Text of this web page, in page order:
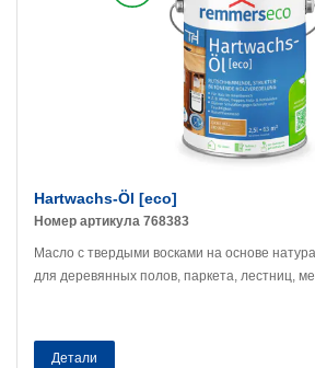
Hartwachs-Öl [eco]
Номер артикула 768383
Масло с твердыми восками на основе
для деревянных полов, паркета, лестниц,
Детали